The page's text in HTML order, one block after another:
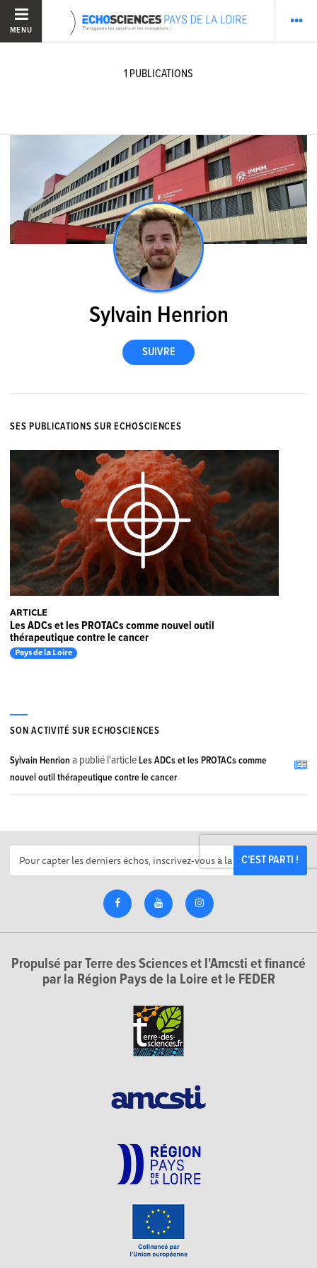
MENU
1 PUBLICATIONS
Sylvain Henrion
SES PUBLICATIONS SUR ECHOSCIENCES
ARTICLE
Les ADCs et les PROTACs comme nouvel outil
thérapeutique contre le cancer
Pays de la Loire
SON ACTIVITÉ SUR ECHOSCIENCES
Sylvain Henrion a publié l'articleLes ADCs et les PROTACs comme
nouvel outil thérapeutique contre le cancer
C'EST PARTI !
Propulsé par Terre des Sciences et l'Amcsti et financé
par la Région Pays de la Loire et le FEDER